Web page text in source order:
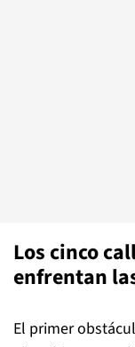
Los cinco
enfrentan
El primer